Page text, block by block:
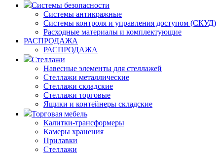
Системы безопасности
Системы антикражные
Системы контроля и управления доступом (СКУД)
Расходные материалы и комплектующие
РАСПРОДАЖА
РАСПРОДАЖА
Стеллажи
Навесные элементы для стеллажей
Стеллажи металлические
Стеллажи складские
Стеллажи торговые
Ящики и контейнеры складские
Торговая мебель
Калитки-трансформеры
Камеры хранения
Прилавки
Стеллажи